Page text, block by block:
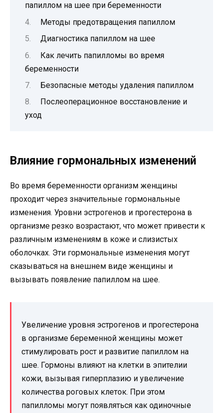
папиллом на шее при беременности
Методы предотвращения папиллом
Диагностика папиллом на шее
Как лечить папилломы во время
беременности
Безопасные методы удаления папиллом
Послеоперационное восстановление и
уход
Влияние гормональных изменений
Во время беременности организм женщины
проходит через значительные гормональные
изменения. Уровни эстрогенов и прогестерона в
организме резко возрастают, что может привести к
различным изменениям в коже и слизистых
оболочках. Эти гормональные изменения могут
сказываться на внешнем виде женщины и
вызывать появление папиллом на шее.
Увеличение уровня эстрогенов и прогестерона
в организме беременной женщины может
стимулировать рост и развитие папиллом на
шее. Гормоны влияют на клетки в эпителии
кожи, вызывая гиперплазию и увеличение
количества роговых клеток. При этом
папилломы могут появляться как одиночные